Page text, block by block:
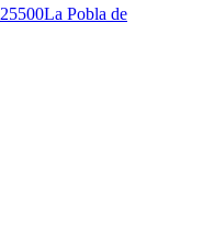
25500La Pobla de